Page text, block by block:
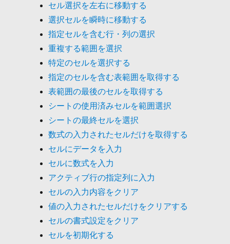
セル選択を左右に移動する
選択セルを瞬時に移動する
指定セルを含む行・列の選択
重複する範囲を選択
特定のセルを選択する
指定のセルを含む表範囲を取得する
表範囲の最後のセルを取得する
シートの使用済みセルを範囲選択
シートの最終セルを選択
数式の入力されたセルだけを取得する
セルにデータを入力
セルに数式を入力
アクティブ行の指定列に入力
セルの入力内容をクリア
値の入力されたセルだけをクリアする
セルの書式設定をクリア
セルを初期化する